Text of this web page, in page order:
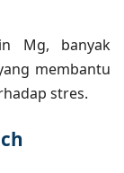
Mg, banyak
membantu
stres.